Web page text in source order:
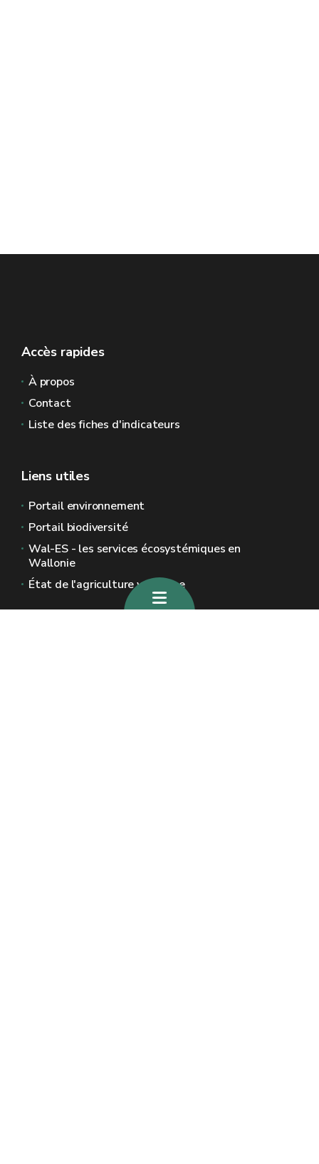
Accès rapides
À propos
Contact
Liste des fiches d'indicateurs
Liens utiles
Portail environnement
Portail biodiversité
Wal-ES - les services écosystémiques en
Wallonie
État de l'agriculture wallonne